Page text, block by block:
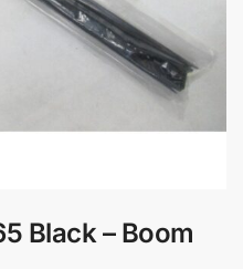
Black – Boom